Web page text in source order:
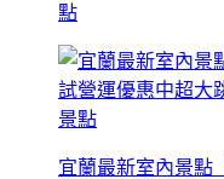
點
宜蘭最新室內景點